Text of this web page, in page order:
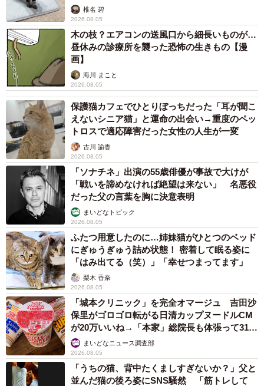
椎名 碧
2026.08.05
木の枝？エアコンの送風口から細長いものが…
昼休みの診療所を襲った恐怖の生きもの【漫
画】
海川 まこと
2026.08.05
保護猫カフェでひとりぼっちだった「耳が聞こ
えないシニア猫」と運命の出会い→重度のペッ
トロスで適応障害だった女性の人生が一変
古川 諭香
2026.08.05
「ソナチネ」出演の55歳俳優が事故で大けが
「戦いを諦めなければ絶望は来ない」 名悪役
だった父の言葉を胸に決意表明
まいどなトピック
2026.08.05
ふたつ用意したのに…姉妹猫がひとつのベッド
にぎゅうぎゅう詰め状態！ 密着して眠る姿に
「はみ出てる（笑）」「幸せつまってます」
梨木 香奈
2026.08.05
「城本クリニック」を完全オマージュ 吉田沙
保里がゴロゴロ転がる日清カップヌードルCM
が20万いいね→「本家」総院長も体張って31万
いいねまいどなニュース調査部
2026.08.05
「うちの猫、背中たくましすぎないか？」父と
並んだ猫の後ろ姿にSNS騒然 「筋トレして